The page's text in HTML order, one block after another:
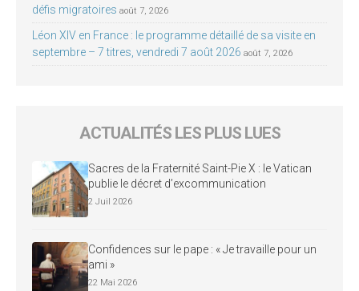
défis migratoires août 7, 2026
Léon XIV en France : le programme détaillé de sa visite en
septembre – 7 titres, vendredi 7 août 2026 août 7, 2026
ACTUALITÉS LES PLUS LUES
Sacres de la Fraternité Saint-Pie X : le Vatican
publie le décret d’excommunication
2 Juil 2026
Confidences sur le pape : « Je travaille pour un
ami »
22 Mai 2026